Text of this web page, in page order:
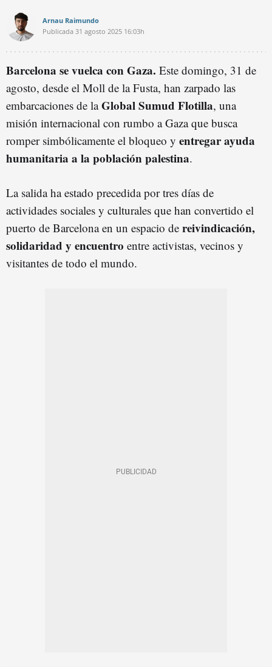
Arnau Raimundo
Publicada 31 agosto 2025 16:03h
Barcelona se vuelca con Gaza. Este domingo, 31 de
agosto, desde el Moll de la Fusta, han zarpado las
embarcaciones de laGlobal Sumud Flotilla, una
misión internacional con rumbo a Gaza que busca
romper simbólicamente el bloqueo y entregar ayuda
humanitaria a la población palestina.
La salida ha estado precedida por tres días de
actividades sociales y culturales que han convertido el
puerto de Barcelona en un espacio de reivindicación,
solidaridad y encuentro entre activistas, vecinos y
visitantes de todo el mundo.